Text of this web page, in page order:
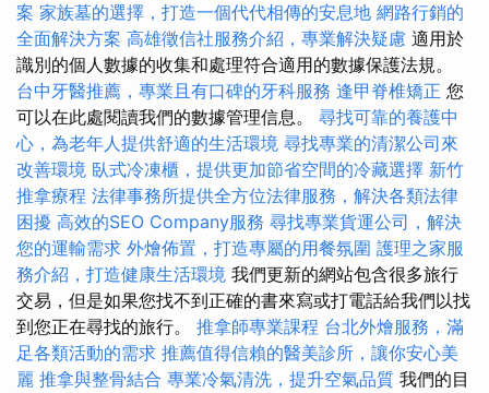
案 家族墓的選擇，打造一個代代相傳的安息地 網路行銷的
全面解決方案 高雄徵信社服務介紹，專業解決疑慮 適用於
識別的個人數據的收集和處理符合適用的數據保護法規。
台中牙醫推薦，專業且有口碑的牙科服務 逢甲脊椎矯正 您
可以在此處閱讀我們的數據管理信息。 尋找可靠的養護中
心，為老年人提供舒適的生活環境 尋找專業的清潔公司來
改善環境 臥式冷凍櫃，提供更加節省空間的冷藏選擇 新竹
推拿療程 法律事務所提供全方位法律服務，解決各類法律
困擾 高效的SEO Company服務 尋找專業貨運公司，解決
您的運輸需求 外燴佈置，打造專屬的用餐氛圍 護理之家服
務介紹，打造健康生活環境 我們更新的網站包含很多旅行
交易，但是如果您找不到正確的書來寫或打電話給我們以找
到您正在尋找的旅行。 推拿師專業課程 台北外燴服務，滿
足各類活動的需求 推薦值得信賴的醫美診所，讓你安心美
麗 推拿與整骨結合 專業冷氣清洗，提升空氣品質 我們的目